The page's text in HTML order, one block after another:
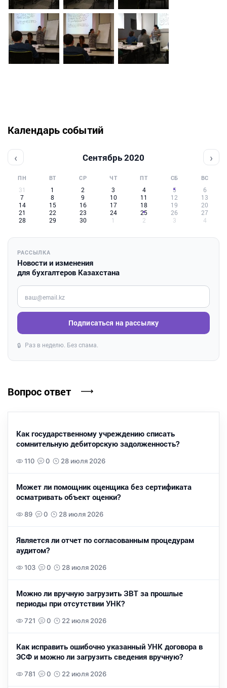
Календарь событий
‹ Сентябрь 2020 ›
ПН ВТ СР ЧТ ПТ СБ ВС
31 1 2 3 4 5
6
7
8 9 10 11 12
13
14
15 16 17 18 19
20
21
22 23 24 25 26
27
28
29 30 1 2 3 4
РАССЫЛКА
Новости и изменения
для бухгалтеров Казахстана
Введите ваш e-mail
Подписаться на рассылку
🔒 Раз в неделю. Без спама.
Вопрос ответ
Как государственному учреждению списать
сомнительную дебиторскую задолженность?
110 0 28 июля 2026
Может ли помощник оценщика без сертификата
осматривать объект оценки?
89 0 28 июля 2026
Является ли отчет по согласованным процедурам
аудитом?
103 0 28 июля 2026
Можно ли вручную загрузить ЗВТ за прошлые
периоды при отсутствии УНК?
721 0 22 июля 2026
Как исправить ошибочно указанный УНК договора в
ЭСФ и можно ли загрузить сведения вручную?
781 0 22 июля 2026